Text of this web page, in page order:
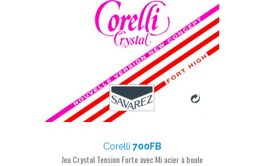
Corelli 700FB
Jeu Crystal Tension Forte avec Mi acier à boule